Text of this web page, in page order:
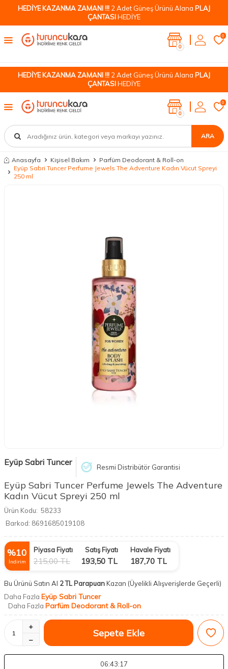
HEDİYE KAZANMA ZAMANI !!! 2 Adet Güneş Ürünü Alana PLAJ
ÇANTASIHEDİYE
0
0
HEDİYE KAZANMA ZAMANI !!! 2 Adet Güneş Ürünü Alana PLAJ
ÇANTASIHEDİYE
ARA
0
0
Anasayfa Kişisel Bakım
Parfüm Deodorant & Roll-on
Eyüp Sabri Tuncer Perfume Jewels The Adventure Kadın Vücut Spreyi
250 ml
Eyüp Sabri Tuncer Resmi Distribütör Garantisi
Eyüp Sabri Tuncer Perfume Jewels The Adventure
Kadın Vücut Spreyi 250 ml
Ürün Kodu: 58233
Barkod: 8691685019108
%10
İndirim
Piyasa Fiyatı
215,00TL
Satış Fiyatı
193,50 TL
Havale Fiyatı
187,70 TL
Bu Ürünü Satın Al 2 TL ParapuanKazan (Üyelikli Alışverişlerde Geçerli)
Daha Fazla Eyüp Sabri Tuncer
Daha Fazla Parfüm Deodorant & Roll-on
Sepete Ekle
06:43:16